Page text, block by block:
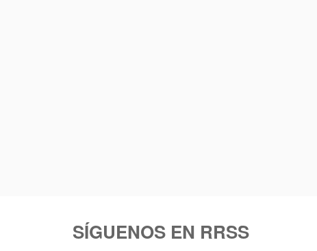
SÍGUENOS EN RRSS